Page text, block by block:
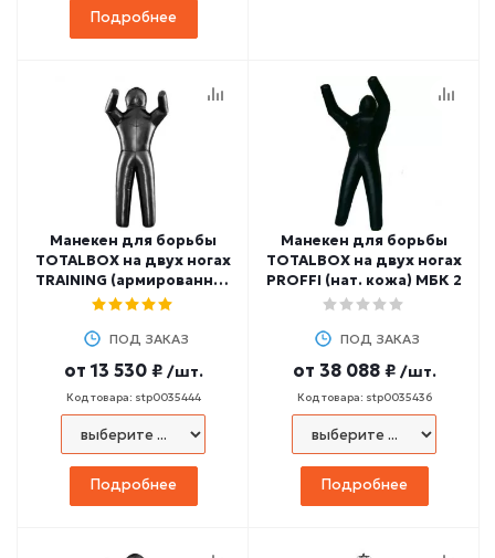
Подробнее
Манекен для борьбы
TOTALBOX на двух ногах
TRAINING (армированная
ткань ПВХ) МБТ 2
ПОД ЗАКАЗ
от 13 530 ₽ /шт.
Код товара: stp0035444
Подробнее
Манекен для борьбы
TOTALBOX на двух ногах
PROFFI (нат. кожа) МБК 2
ПОД ЗАКАЗ
от 38 088 ₽ /шт.
Код товара: stp0035436
Подробнее